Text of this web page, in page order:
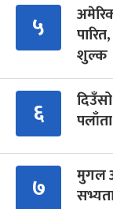
५
शुल्क
६
७
मुगल